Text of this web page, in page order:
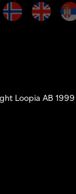
Loopia AB